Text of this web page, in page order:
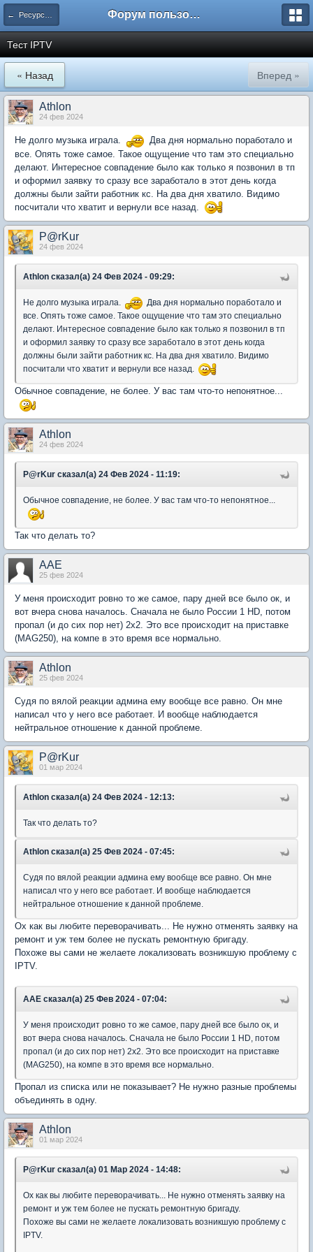
← Ресурсы сети Форум пользователей ООО "Климовская сеть"
Тест IPTV
« Назад Вперед »
Athlon
24 фев 2024
Не долго музыка играла.
Два дня нормально поработало и
все. Опять тоже самое. Такое ощущение что там это специально
делают. Интересное совпадение было как только я позвонил в тп
и оформил заявку то сразу все заработало в этот день когда
должны были зайти работник кс. На два дня хватило. Видимо
посчитали что хватит и вернули все назад.
P@rKur
24 фев 2024
Athlon сказал(а) 24 Фев 2024 - 09:29:
Не долго музыка играла.
Два дня нормально поработало и
все. Опять тоже самое. Такое ощущение что там это специально
делают. Интересное совпадение было как только я позвонил в тп
и оформил заявку то сразу все заработало в этот день когда
должны были зайти работник кс. На два дня хватило. Видимо
посчитали что хватит и вернули все назад.
Обычное совпадение, не более. У вас там что-то непонятное...
Athlon
24 фев 2024
P@rKur сказал(а) 24 Фев 2024 - 11:19:
Обычное совпадение, не более. У вас там что-то непонятное...
Так что делать то?
AAE
25 фев 2024
У меня происходит ровно то же самое, пару дней все было ок, и
вот вчера снова началось. Сначала не было России 1 HD, потом
пропал (и до сих пор нет) 2х2. Это все происходит на приставке
(MAG250), на компе в это время все нормально.
Athlon
25 фев 2024
Судя по вялой реакции админа ему вообще все равно. Он мне
написал что у него все работает. И вообще наблюдается
нейтральное отношение к данной проблеме.
P@rKur
01 мар 2024
Athlon сказал(а) 24 Фев 2024 - 12:13:
Так что делать то?
Athlon сказал(а) 25 Фев 2024 - 07:45:
Судя по вялой реакции админа ему вообще все равно. Он мне
написал что у него все работает. И вообще наблюдается
нейтральное отношение к данной проблеме.
Ох как вы любите переворачивать... Не нужно отменять заявку на
ремонт и уж тем более не пускать ремонтную бригаду.
Похоже вы сами не желаете локализовать возникшую проблему с
IPTV.
AAE сказал(а) 25 Фев 2024 - 07:04:
У меня происходит ровно то же самое, пару дней все было ок, и
вот вчера снова началось. Сначала не было России 1 HD, потом
пропал (и до сих пор нет) 2х2. Это все происходит на приставке
(MAG250), на компе в это время все нормально.
Пропал из списка или не показывает? Не нужно разные проблемы
объединять в одну.
Athlon
01 мар 2024
P@rKur сказал(а) 01 Мар 2024 - 14:48:
Ох как вы любите переворачивать... Не нужно отменять заявку на
ремонт и уж тем более не пускать ремонтную бригаду.
Похоже вы сами не желаете локализовать возникшую проблему с
IPTV.